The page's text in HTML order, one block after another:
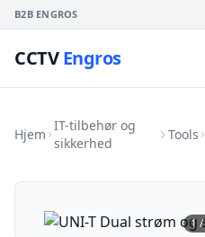
B2B ENGROS
CCTVEngros
Hjem
IT-tilbehør og
sikkerhed
Tools
1/